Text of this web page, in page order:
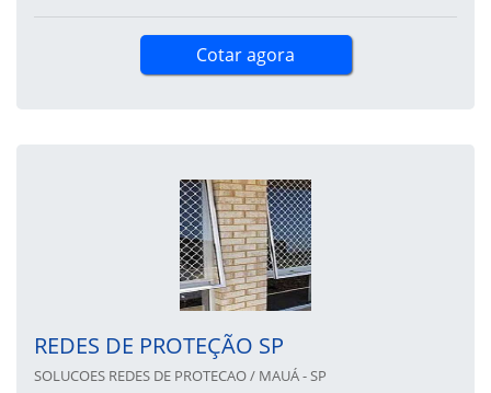
Cotar agora
REDES DE PROTEÇÃO SP
SOLUCOES REDES DE PROTECAO / MAUÁ - SP